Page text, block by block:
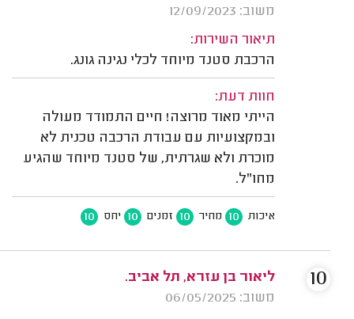
משוב: 12/09/2023
תיאור השירות:
הרכבת סטנד מיוחד לכלי נגינה גונג.
חוות דעת:
הייתי מאוד מרוצה! חיים התמודד מעולה
ובמקצועיות עם עבודת הרכבה טכנית לא
מוכרת ולא שגרתית, של סטנד מיוחד שהגיע
מחו"ל.
איכות 10 מחיר 10 זמנים 10 יחס 10
ליאור בן עזרא, תל אביב.
משוב: 06/05/2025
10